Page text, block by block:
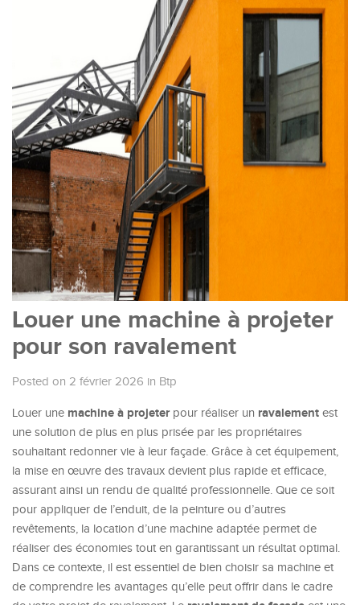
Louer une machine à projeter
pour son ravalement
Posted on 2 février 2026 in Btp
Louer une machine à projeterpour réaliser un ravalement est
une solution de plus en plus prisée par les propriétaires
souhaitant redonner vie à leur façade. Grâce à cet équipement,
la mise en œuvre des travaux devient plus rapide et efficace,
assurant ainsi un rendu de qualité professionnelle. Que ce soit
pour appliquer de l’enduit, de la peinture ou d’autres
revêtements, la location d’une machine adaptée permet de
réaliser des économies tout en garantissant un résultat optimal.
Dans ce contexte, il est essentiel de bien choisir sa machine et
de comprendre les avantages qu’elle peut offrir dans le cadre